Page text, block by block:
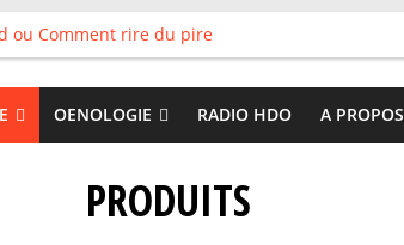
ou Comment rire du pire
fait les meilleurs loops !
plie le game
OENOLOGIE RADIO HDO A PROPOS
PRODUITS